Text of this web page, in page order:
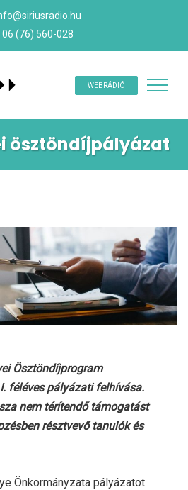
06 (76) 560-028
WEBRÁDIÓ
ösztöndíjpályázat
Ösztöndíjprogram
féléves pályázati felhívása.
nem térítendő támogatást
résztvevő tanulók és
Önkormányzata pályázatot